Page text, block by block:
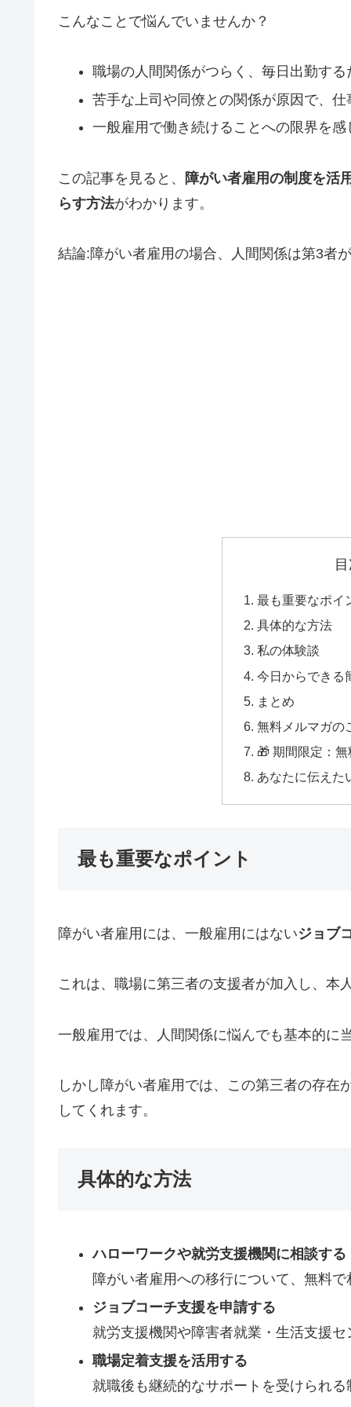
こんなことで悩んでいませんか？
職場の人間関係がつらく、毎日出勤す
苦手な上司や同僚との関係が原因で、
一般雇用で働き続けることへの限界を感
この記事を見ると、 障がい者雇用の制度を活
らす方法がわかります。
結論:障がい者雇用の場合、人間関係は第3者
最も重要なポイ
具体的な方法
私の体験談
今日からできる
まとめ
無料メルマガの
🎁 期間限定：
あなたに伝えた
最も重要なポイント
障がい者雇用には、一般雇用にはないジョブ
これは、職場に第三者の支援者が加入し、本
一般雇用では、人間関係に悩んでも基本的に
しかし障がい者雇用では、この第三者の存在
してくれます。
具体的な方法
ハローワークや就労支援機関に相談する
障がい者雇用への移行について、無料
ジョブコーチ支援を申請する
就労支援機関や障害者就業・生活支援
職場定着支援を活用する
就職後も継続的なサポートを受けられ